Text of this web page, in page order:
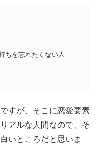
ちを忘れたくない人
すが、そこに恋愛要素
アルな人間なので、そ
いところだと思いま